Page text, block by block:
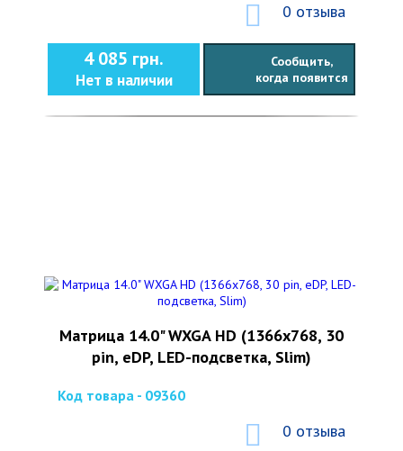
0 отзыва
4 085 грн.
Нет в наличии
Сообщить,
когда появится
Матрица 14.0" WXGA HD (1366х768, 30
pin, eDP, LED-подсветка, Slim)
Код товара - 09360
0 отзыва